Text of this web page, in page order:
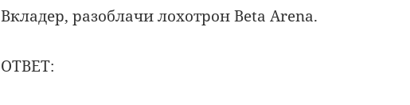
Вкладер, разоблачи лохотрон Beta Arena.
ОТВЕТ: